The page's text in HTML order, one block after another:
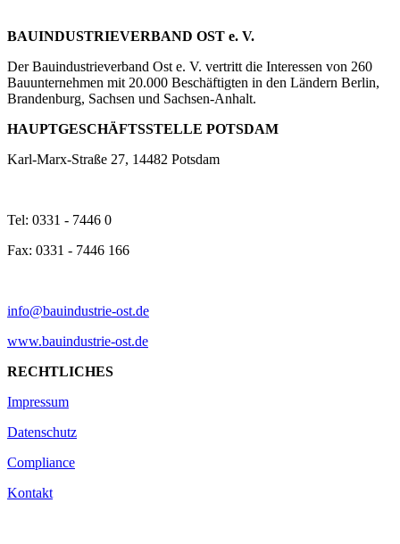
BAUINDUSTRIEVERBAND OST e. V.
Der Bauindustrieverband Ost e. V. vertritt die Interessen von 260
Bauunternehmen mit 20.000 Beschäftigten in den Ländern Berlin,
Brandenburg, Sachsen und Sachsen-Anhalt.
HAUPTGESCHÄFTSSTELLE POTSDAM
Karl-Marx-Straße 27, 14482 Potsdam
Tel: 0331 - 7446 0
Fax: 0331 - 7446 166
info@bauindustrie-ost.de
www.bauindustrie-ost.de
RECHTLICHES
Impressum
Datenschutz
Compliance
Kontakt